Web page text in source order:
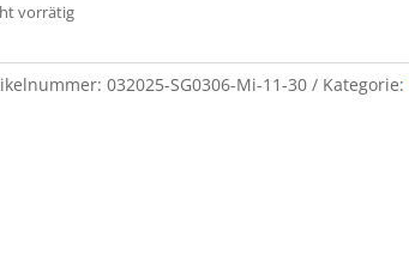
vorrätig
032025-SG0306-Mi-11-30 Kategorie: